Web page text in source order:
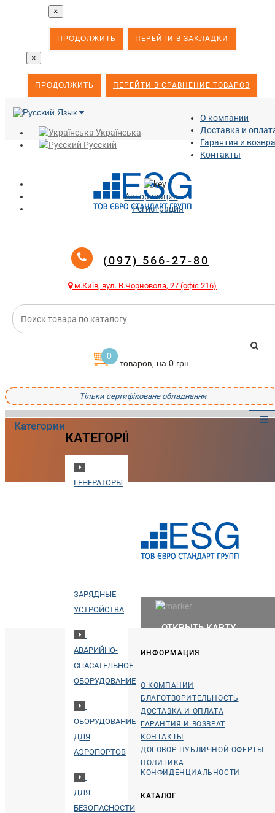
×
ПРОДОЛЖИТЬ ПЕРЕЙТИ В ЗАКЛАДКИ
×
ПРОДОЛЖИТЬ ПЕРЕЙТИ В СРАВНЕНИЕ ТОВАРОВ
Язык
Українська
Русский
О компании
Доставка и
Гарантия и
Контакты
Авторизация
Регистрация
(097) 566-27-80
м.Київ, вул. В.Чорновола, 27 (офіс 216)
0
товаров, на 0 грн
Тільки сертифіковане обладнання
Категории
КАТЕГОРІЇ
ГЕНЕРАТОРЫ
ЗАРЯДНЫЕ
УСТРОЙСТВА
АВАРИЙНО-
СПАСАТЕЛЬНОЕ
ОБОРУДОВАНИЕ
ОБОРУДОВАНИЕ
ДЛЯ
АЭРОПОРТОВ
ДЛЯ
БЕЗОПАСНОСТИ
ОТКРЫТЬ КАРТУ
ИНФОРМАЦИЯ
О КОМПАНИИ
БЛАГОТВОРИТЕЛЬНОСТЬ
ДОСТАВКА И ОПЛАТА
ГАРАНТИЯ И ВОЗВРАТ
КОНТАКТЫ
ДОГОВОР ПУБЛИЧНОЙ ОФЕРТЫ
ПОЛИТИКА
КОНФИДЕНЦИАЛЬНОСТИ
КАТАЛОГ